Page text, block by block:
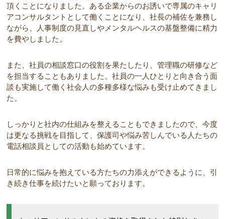
頂くことになりました。 ある企業からのお誘いで専属のキャリ
アコンサルタントとして働くことになり、社長の補佐を兼務し
ながら、人事制度の見直しやメンタルヘルスの基盤整備に精力
を費やしました。
また、社員の相談窓口の役割を果たしたり、管理職の研修など
を担当することもありました。社員の一人ひとり と向き合う面
談も実施して働く社会人の多種多様な悩みも受け止めてきまし
た。
しっかりと社内の仕組みを整えることもできましたので、今度
は更なる挑戦を目指して、保護司や悩み苦しんでいる人たちの
電話相談員としての活動も始めています。
日常的に悩みを抱えている方たちの力添えができるように、引
き続き仕事を続けたいと願っております。